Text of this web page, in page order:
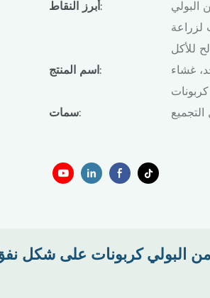
أبرز النقاط:
البولي
لزراعة
للأكل
اسم المنتج:
غشاء
سمات: